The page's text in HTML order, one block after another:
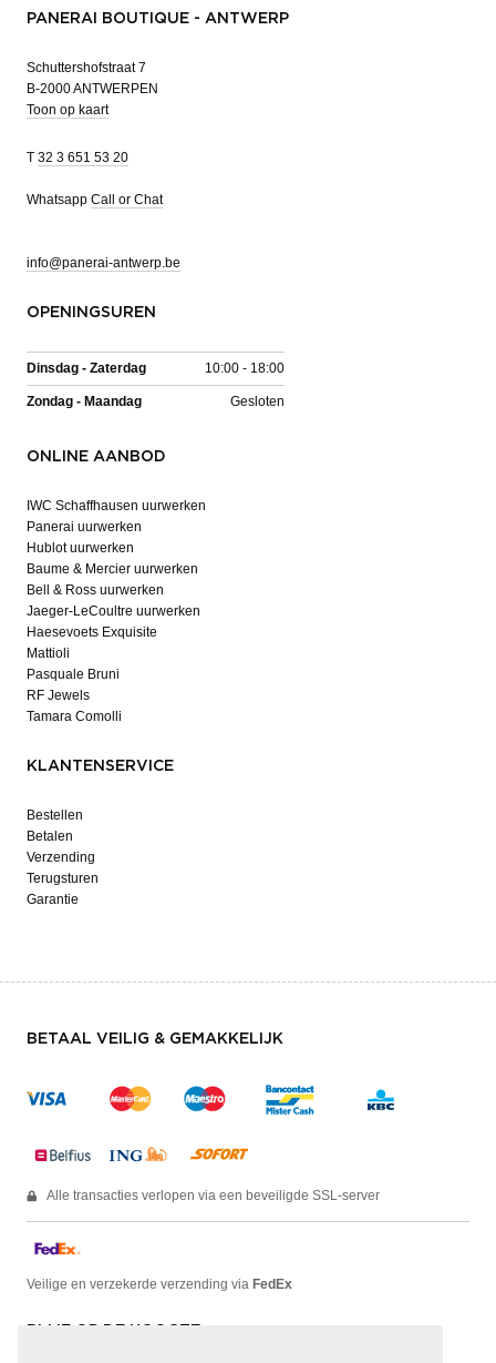
PANERAI BOUTIQUE - ANTWERP
Schuttershofstraat 7
B-2000 ANTWERPEN
Toon op kaart
T 32 3 651 53 20
Whatsapp Call or Chat
info@panerai-antwerp.be
OPENINGSUREN
Dinsdag - Zaterdag 10:00 - 18:00
Zondag - Maandag Gesloten
ONLINE AANBOD
IWC Schaffhausen uurwerken
Panerai uurwerken
Hublot uurwerken
Baume & Mercier uurwerken
Bell & Ross uurwerken
Jaeger-LeCoultre uurwerken
Haesevoets Exquisite
Mattioli
Pasquale Bruni
RF Jewels
Tamara Comolli
KLANTENSERVICE
Bestellen
Betalen
Verzending
Terugsturen
Garantie
BETAAL VEILIG & GEMAKKELIJK
Alle transacties verlopen via een beveiligde SSL-server
Veilige en verzekerde verzending via FedEx
BLIJF OP DE HOOGTE